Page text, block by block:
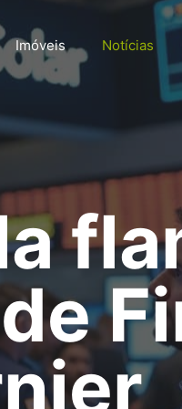
Imóveis Notícias